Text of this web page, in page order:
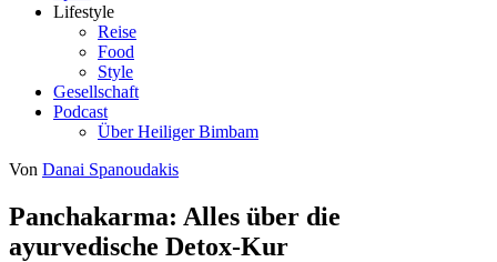
Lifestyle
Reise
Food
Style
Gesellschaft
Podcast
Über Heiliger Bimbam
Von Danai Spanoudakis
Panchakarma: Alles über die
ayurvedische Detox-Kur